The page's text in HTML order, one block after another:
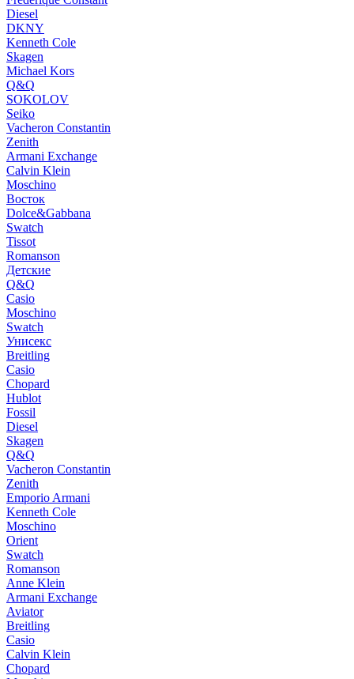
Diesel
DKNY
Kenneth Cole
Skagen
Michael Kors
Q&Q
SOKOLOV
Seiko
Vacheron Constantin
Zenith
Armani Exchange
Calvin Klein
Moschino
Восток
Dolce&Gabbana
Swatch
Tissot
Romanson
Детские
Q&Q
Casio
Moschino
Swatch
Унисекс
Breitling
Casio
Chopard
Hublot
Fossil
Diesel
Skagen
Q&Q
Vacheron Constantin
Zenith
Emporio Armani
Kenneth Cole
Moschino
Orient
Swatch
Romanson
Anne Klein
Armani Exchange
Aviator
Breitling
Casio
Calvin Klein
Chopard